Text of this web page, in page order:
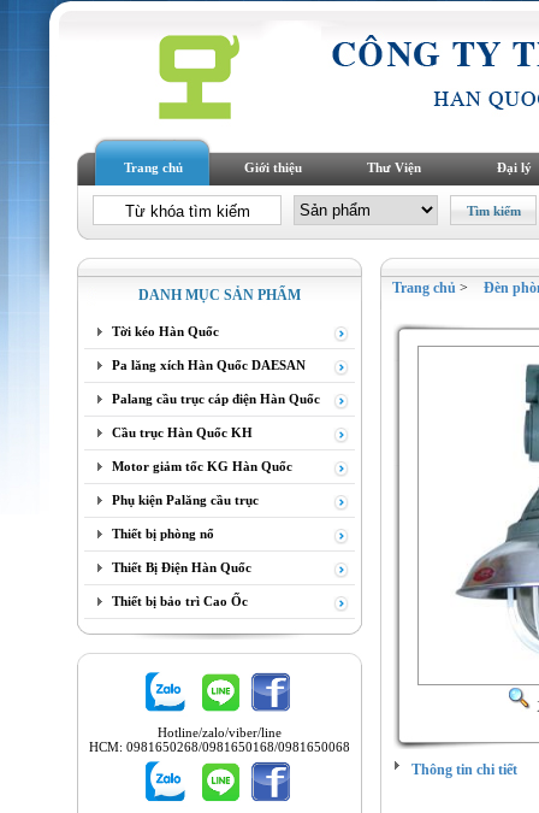
Trang chủ Giới thiệu Thư Viện Đại lý
DANH MỤC SẢN PHẨM
Tời kéo Hàn Quốc
Pa lăng xích Hàn Quốc DAESAN
Palang cầu trục cáp điện Hàn Quốc
Cầu trục Hàn Quốc KH
Motor giảm tốc KG Hàn Quốc
Phụ kiện Palăng cầu trục
Thiết bị phòng nổ
Thiết Bị Điện Hàn Quốc
Thiết bị bảo trì Cao Ốc
Hotline/zalo/viber/line
HCM: 0981650268/0981650168/0981650068
Trang chủ > Đèn
Thông tin chi tiết